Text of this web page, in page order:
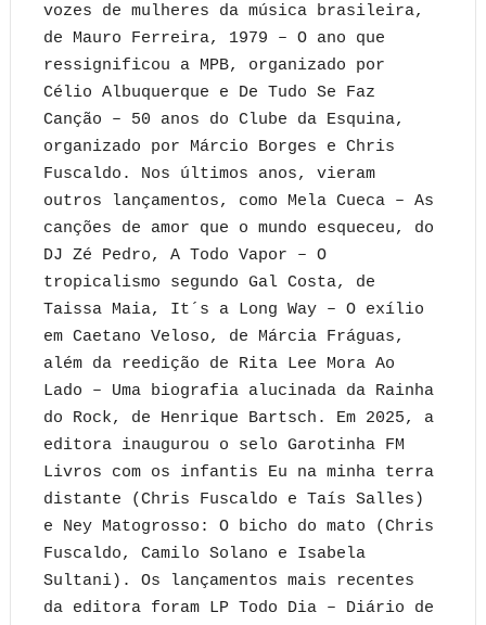
vozes de mulheres da música brasileira,
de Mauro Ferreira, 1979 – O ano que
ressignificou a MPB, organizado por
Célio Albuquerque e De Tudo Se Faz
Canção – 50 anos do Clube da Esquina,
organizado por Márcio Borges e Chris
Fuscaldo. Nos últimos anos, vieram
outros lançamentos, como Mela Cueca – As
canções de amor que o mundo esqueceu, do
DJ Zé Pedro, A Todo Vapor – O
tropicalismo segundo Gal Costa, de
Taissa Maia, It´s a Long Way – O exílio
em Caetano Veloso, de Márcia Fráguas,
além da reedição de Rita Lee Mora Ao
Lado – Uma biografia alucinada da Rainha
do Rock, de Henrique Bartsch. Em 2025, a
editora inaugurou o selo Garotinha FM
Livros com os infantis Eu na minha terra
distante (Chris Fuscaldo e Taís Salles)
e Ney Matogrosso: O bicho do mato (Chris
Fuscaldo, Camilo Solano e Isabela
Sultani). Os lançamentos mais recentes
da editora foram LP Todo Dia – Diário de